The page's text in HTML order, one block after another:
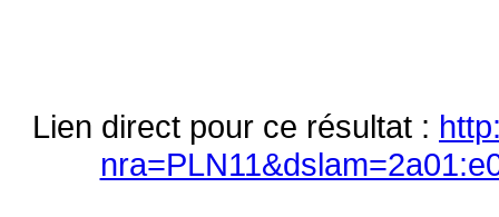
Lien direct pour ce résultat :